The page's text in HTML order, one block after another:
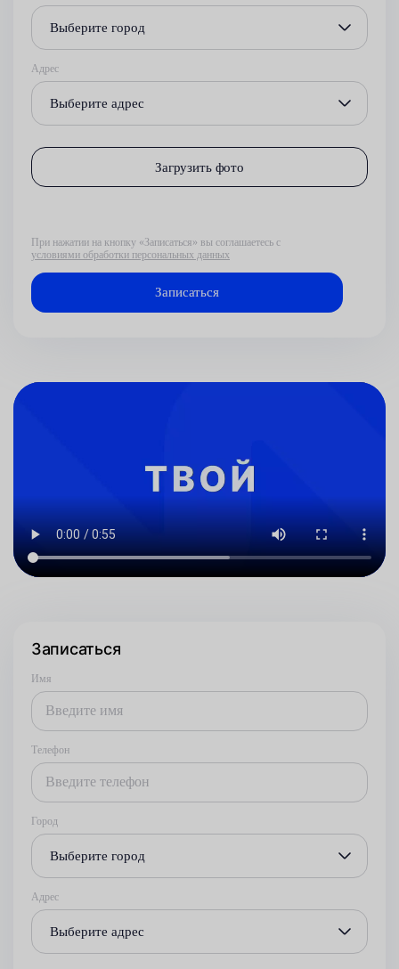
Выберите город
Адрес
Выберите адрес
Загрузить фото
При нажатии на кнопку «Записаться» вы соглашаетесь с
условиями обработки персональных данных
Записаться
Имя
Телефон
Город
Выберите город
Адрес
Выберите адрес